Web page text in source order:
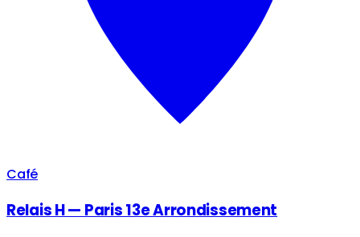
Café
Relais H — Paris 13e Arrondissement